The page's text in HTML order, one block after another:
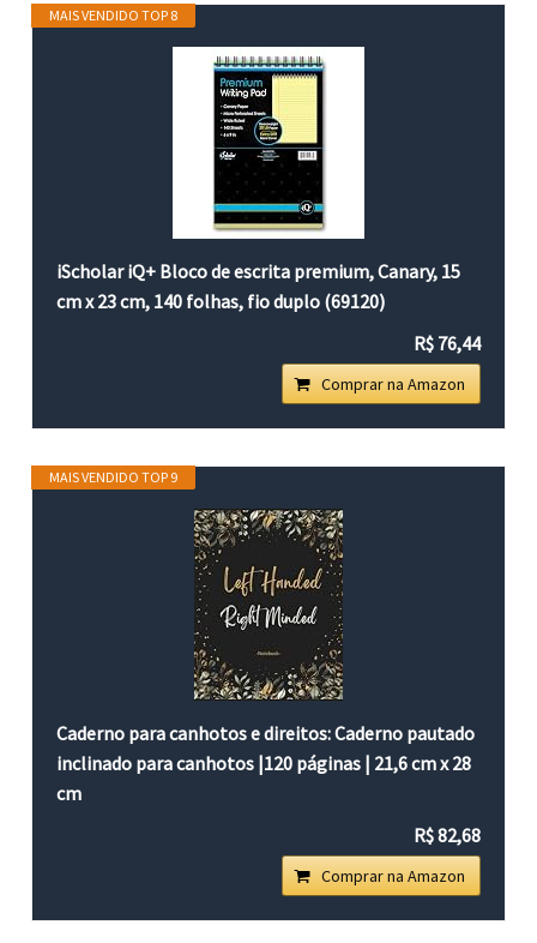
MAIS VENDIDO TOP 8
iScholar iQ+ Bloco de escrita premium, Canary, 15
cm x 23 cm, 140 folhas, fio duplo (69120)
R$ 76,44
Comprar na Amazon
MAIS VENDIDO TOP 9
Caderno para canhotos e direitos: Caderno pautado
inclinado para canhotos |120 páginas | 21,6 cm x 28
cm
R$ 82,68
Comprar na Amazon